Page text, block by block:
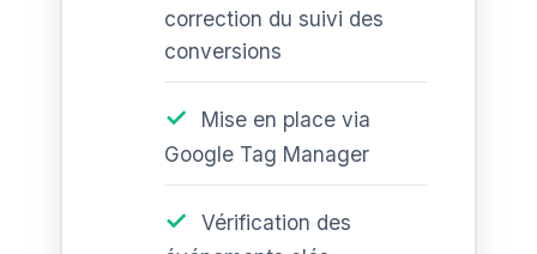
correction du suivi des
conversions
Mise en place via
Google Tag Manager
Vérification des